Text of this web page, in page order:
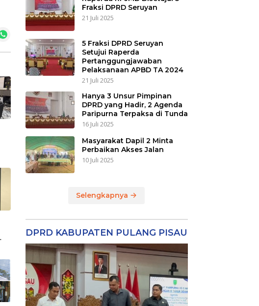
Fraksi DPRD Seruyan
21 Juli 2025
5 Fraksi DPRD Seruyan
Setujui Raperda
Pertanggungjawaban
Pelaksanaan APBD TA 2024
21 Juli 2025
Hanya 3 Unsur Pimpinan
DPRD yang Hadir, 2 Agenda
Paripurna Terpaksa di Tunda
16 Juli 2025
Masyarakat Dapil 2 Minta
Perbaikan Akses Jalan
10 Juli 2025
Selengkapnya
DPRD KABUPATEN PULANG PISAU